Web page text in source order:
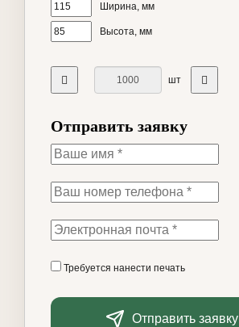
Ширина, мм
Высота, мм
шт
Отправить заявку
Требуется нанести печать
Отправить заявку